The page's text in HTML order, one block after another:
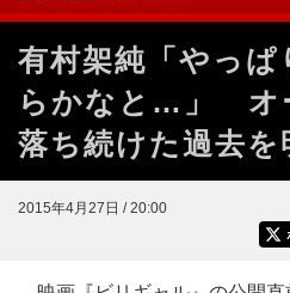
有村架純「やっ
らかなと…」 オ
落ち続けた過去を
2015年4月27日 / 20:00